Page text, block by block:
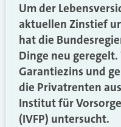
Um der
aktuellen Zinstief
hat die
Dinge neu
Garantiezins und
die Privatrenten
Institut für
(IVFP) untersucht.